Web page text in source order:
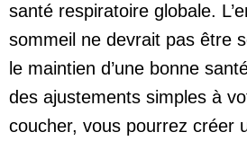
santé respiratoire globale.
sommeil ne devrait pas être
le maintien d’une bonne
des ajustements simples à
coucher, vous pourrez créer